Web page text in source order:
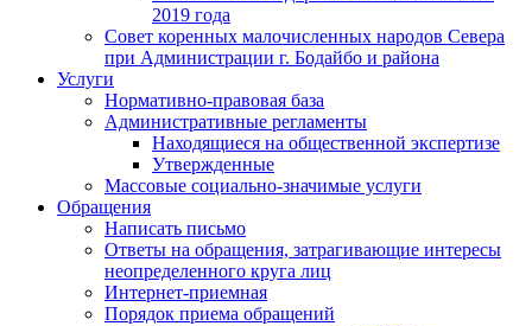
2019 года
Совет коренных малочисленных народов Севера
при Администрации г. Бодайбо и района
Услуги
Нормативно-правовая база
Административные регламенты
Находящиеся на общественной экспертизе
Утвержденные
Массовые социально-значимые услуги
Обращения
Написать письмо
Ответы на обращения, затрагивающие интересы
неопределенного круга лиц
Интернет-приемная
Порядок приема обращений